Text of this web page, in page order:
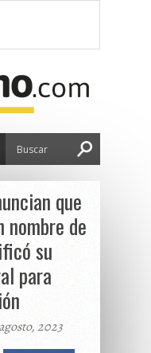
que
nombre de
su
para
2023